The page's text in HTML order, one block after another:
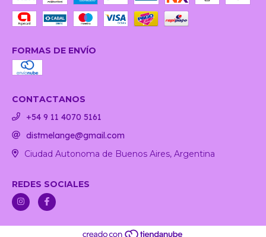
FORMAS DE ENVÍO
CONTACTANOS
+54 9 11 4070 5161
distmelange@gmail.com
Ciudad Autonoma de Buenos Aires, Argentina
REDES SOCIALES